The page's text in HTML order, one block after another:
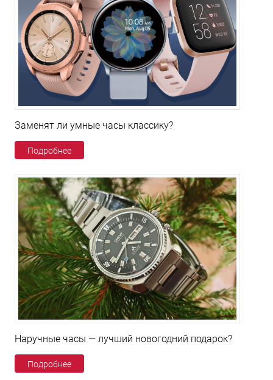
Заменят ли умные часы классику?
Подробнее
Наручные часы — лучший новогодний подарок?
Подробнее